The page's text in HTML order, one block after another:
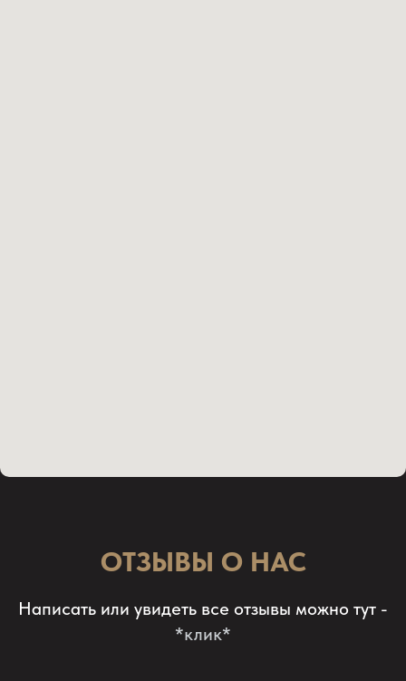
ОТЗЫВЫ О НАС
Написать или увидеть все отзывы можно тут -
*клик*